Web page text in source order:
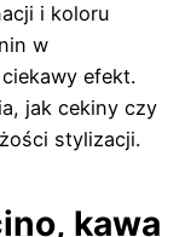
i koloru
w
efekt.
jak cekiny czy
stylizacji.
kawa